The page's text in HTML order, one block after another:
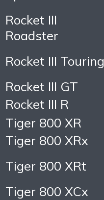
Rocket III
Roadster
Rocket III Touring
Rocket III GT
Rocket III R
Tiger 800 XR
Tiger 800 XRx
Tiger 800 XRt
Tiger 800 XCx